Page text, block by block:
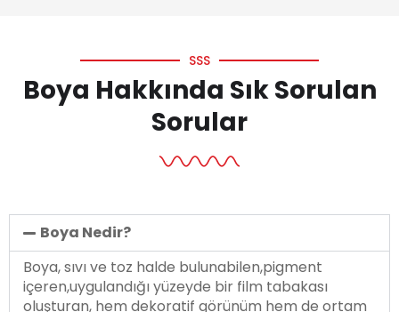
SSS
Boya Hakkında Sık Sorulan
Sorular
Boya Nedir?
Boya, sıvı ve toz halde bulunabilen,pigment
içeren,uygulandığı yüzeyde bir film tabakası
oluşturan, hem dekoratif görünüm hem de ortam